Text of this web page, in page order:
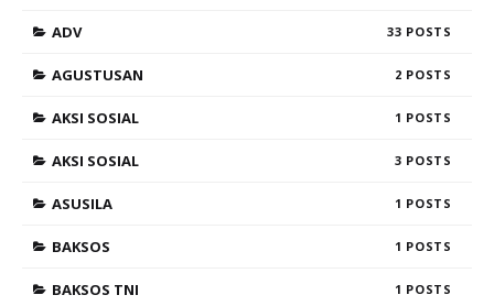
ADV 33
AGUSTUSAN 2
AKSI SOSIAL 1
AKSI SOSIAL 3
ASUSILA 1
BAKSOS 1
BAKSOS TNI 1